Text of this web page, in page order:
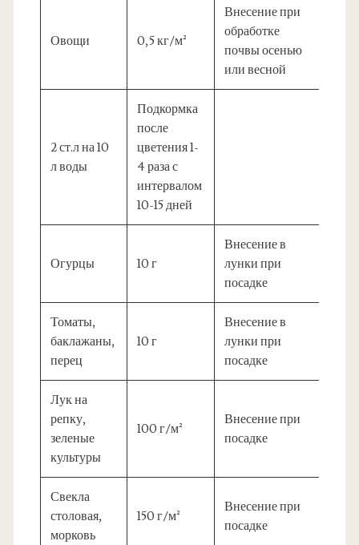
Овощи 0,5 кг/м²
Внесение при
обработке
почвы осенью
или весной
2 ст.л на 10
л воды
Подкормка
после
цветения 1-
4 раза с
интервалом
10-15 дней
Огурцы 10 г
Внесение в
лунки при
посадке
Томаты,
баклажаны,
перец
10 г
Внесение в
лунки при
посадке
Лук на
репку,
зеленые
культуры
100 г/м²
Внесение при
посадке
Свекла
столовая,
морковь
150 г/м²
Внесение при
посадке